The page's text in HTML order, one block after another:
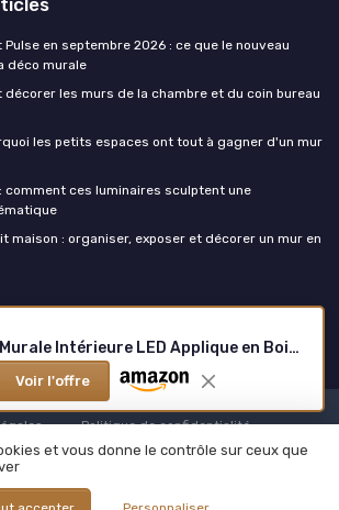
Applique Murale Intérieure LED Applique en Bois Up and Down Lampe Éclairage Mural pour Salon Chambre Couloir Escalier Chaud Blanc Lampe Murale (52cm)
Voir l'offre
en septembre 2026 : ce que le nouveau
déco murale
les murs de la chambre et du coin bureau
les petits espaces ont tout à gagner d'un mur
comment ces luminaires sculptent une
maison : organiser, exposer et décorer un mur en
Politique de confidentialité
© La decoration murale 2026
et vous donne le contrôle sur ceux que